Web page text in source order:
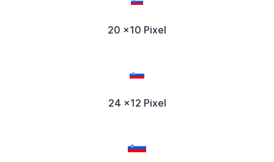
20 x10 Pixel
24 x12 Pixel